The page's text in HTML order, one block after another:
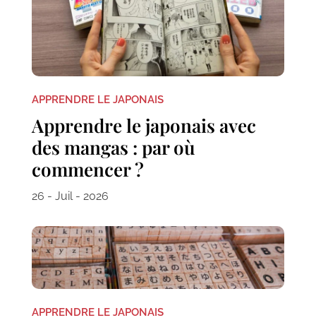
APPRENDRE LE JAPONAIS
Apprendre le japonais avec
des mangas : par où
commencer ?
26 - Juil - 2026
APPRENDRE LE JAPONAIS